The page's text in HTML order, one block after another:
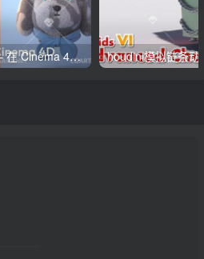
Patata School – 在 Cinema 4D 中创建毛发教程 houdini模拟链条动画